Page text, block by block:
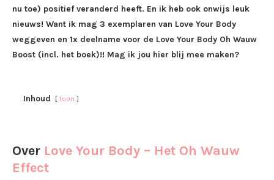
nu toe) positief veranderd heeft. En ik heb ook onwijs leuk
nieuws! Want ik mag 3 exemplaren van Love Your Body
weggeven en 1x deelname voor de Love Your Body Oh Wauw
Boost (incl. het boek)!! Mag ik jou hier blij mee maken?
Inhoud toon
Over Love Your Body – Het Oh Wauw
Effect